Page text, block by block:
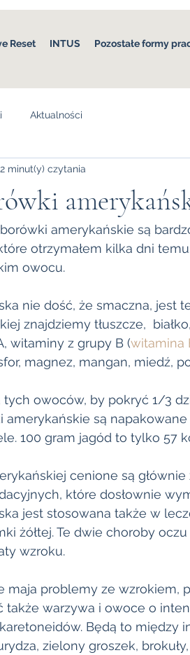
Reset INTUS Pozostałe formy
Aktualności
2 minut(y) czytania
otrzymałem kilka dni
owocu.
nie dość, że smaczna, jest
znajdziemy tłuszcze,
witaminy z grupy B (witamina
magnez, mangan, miedź,
tych owoców, by pokryć 1/3
amerykańskie są
100 gram jagód to tylko 57
cenione są
które dosłownie
jest stosowana także w
żółtej. Te dwie choroby
wzroku.
maja problemy ze wzrokiem,
także warzywa i owoce o
Będą to między
zielony groszek,